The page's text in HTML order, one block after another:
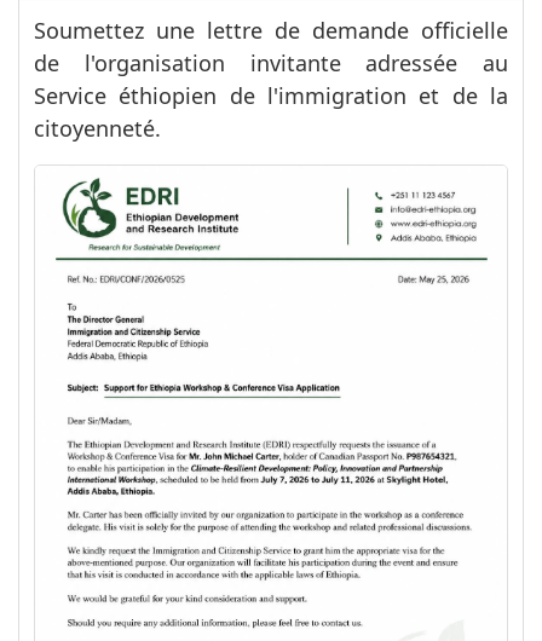
Soumettez une lettre de demande officielle
de l'organisation invitante adressée au
Service éthiopien de l'immigration et de la
citoyenneté.